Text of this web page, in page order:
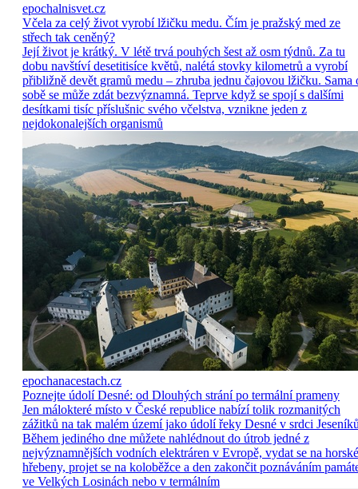
epochalnisvet.cz
Včela za celý život vyrobí lžičku medu. Čím je pražský med ze
střech tak ceněný?
Její život je krátký. V létě trvá pouhých šest až osm týdnů. Za tu
dobu navštíví desetitisíce květů, nalétá stovky kilometrů a vyrobí
přibližně devět gramů medu – zhruba jednu čajovou lžičku. Sama
sobě se může zdát bezvýznamná. Teprve když se spojí s dalšími
desítkami tisíc příslušnic svého včelstva, vznikne jeden z
nejdokonalejších organismů
epochanacestach.cz
Poznejte údolí Desné: od Dlouhých strání po termální prameny
Jen málokteré místo v České republice nabízí tolik rozmanitých
zážitků na tak malém území jako údolí řeky Desné v srdci
Během jediného dne můžete nahlédnout do útrob jedné z
nejvýznamnějších vodních elektráren v Evropě, vydat se na horské
hřebeny, projet se na koloběžce a den zakončit poznáváním
ve Velkých Losinách nebo v termálním